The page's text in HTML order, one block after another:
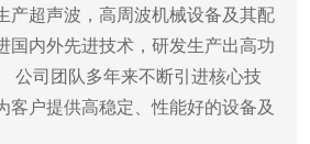
产超声波，高周波机械设备及其配
国内外先进技术，研发生产出高功
公司团队多年来不断引进核心技
客户提供高稳定、性能好的设备及